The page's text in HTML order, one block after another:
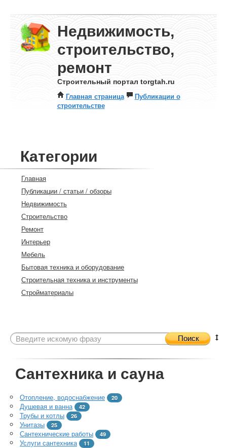
Недвижимость,
строительство,
ремонт
Строительный портал torgtah.ru
Главная страница
Публикации о
строительстве
Категории
Главная
Публикации / статьи / обзоры
Недвижимость
Строительство
Ремонт
Интерьер
Мебель
Бытовая техника и оборудование
Строительная техника и инструменты
Стройматериалы
Поиск
Сантехника и сауна
Отопление, водоснабжение 20
Душевая и ванна 42
Трубы и котлы 26
Унитазы 25
Сантехнические работы 49
Услуги сантехника 11